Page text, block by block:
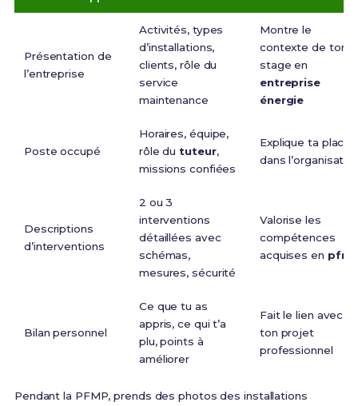
Présentation de
l’entreprise
Activités, types
d’installations,
clients, rôle du
service
maintenance
Montre le
contexte de ton
stage en
entreprise
énergie
Poste occupé
Horaires, équipe,
rôle dututeur,
missions confiées
Explique ta place
dans
Descriptions
d’interventions
2 ou 3
interventions
détaillées avec
schémas,
mesures, sécurité
Valorise les
compétences
acquises en
Bilan personnel
Ce que tu as
appris, ce qui t’a
plu, points à
améliorer
Fait le lien avec
ton projet
professionnel
Pendant la PFMP, prends des photos des installations